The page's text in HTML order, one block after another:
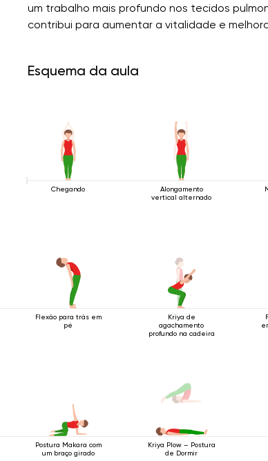
um trabalho mais profundo nos tecidos
contribui para aumentar a vitalidade e
Esquema da aula
Chegando
Alongamento
vertical alternado
Flexão para trás em
pé
Kriya de
agachamento
profundo na cadeira
Postura Makara com
um braço girado
Kriya Plow – Postura
de Dormir